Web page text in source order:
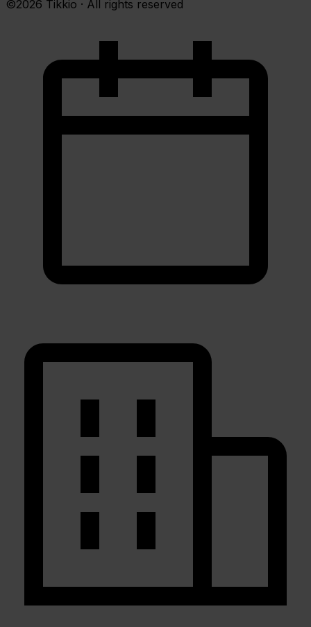
©2026 Tikkio · All rights reserved